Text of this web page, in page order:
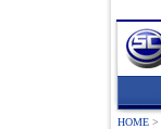
HOME >